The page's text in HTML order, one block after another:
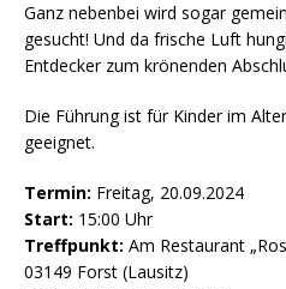
Ganz nebenbei wird sogar
gesucht! Und da frische Luft
Entdecker zum krönenden
Die Führung ist für Kinder im
geeignet.
Termin: Freitag, 20.09.2024
Start: 15:00 Uhr
Treffpunkt: Am Restaurant
03149 Forst (Lausitz)